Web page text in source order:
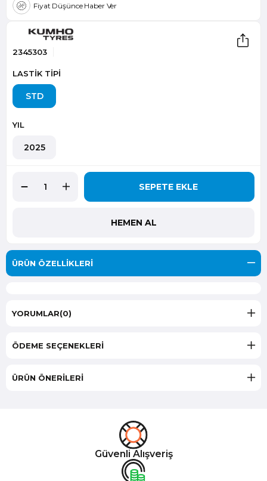
Fiyat Düşünce Haber Ver
2345303
LASTİK TİPİ
STD
YIL
2025
ÜRÜN ÖZELLIKLERI
YORUMLAR(0)
ÖDEME SEÇENEKLERI
ÜRÜN ÖNERILERI
Güvenli Alışveriş